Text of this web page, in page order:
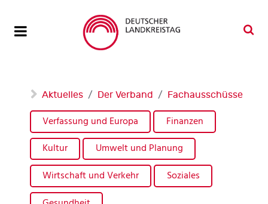
Aktuelles Der Verband Fachausschüsse
Verfassung und Europa
Finanzen
Kultur
Umwelt und Planung
Wirtschaft und Verkehr
Soziales